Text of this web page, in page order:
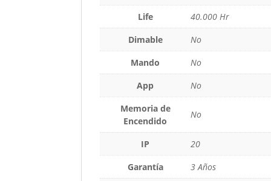
Life
40.000 Hr
Dimable
No
Mando
No
App
No
Memoria de
Encendido
No
IP
20
Garantía
3 Años